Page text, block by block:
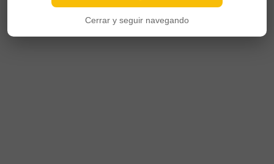
Cerrar y seguir navegando